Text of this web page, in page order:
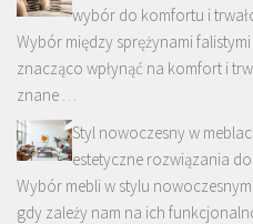
wybór do komfortu i
Wybór między sprężynami
znacząco wpłynąć na komfort i
znane …
Styl nowoczesny w
estetyczne rozwiązania
Wybór mebli w stylu
gdy zależy nam na ich